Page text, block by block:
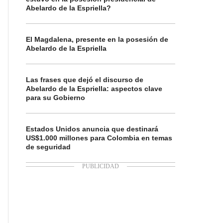
Abelardo de la Espriella?
El Magdalena, presente en la posesión de
Abelardo de la Espriella
Las frases que dejó el discurso de
Abelardo de la Espriella: aspectos clave
para su Gobierno
Estados Unidos anuncia que destinará
US$1.000 millones para Colombia en temas
de seguridad